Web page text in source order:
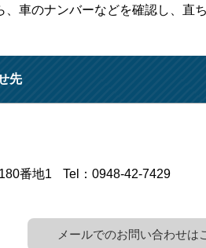
車のナンバーなどを確認し、直
先
番地1
Tel：0948-42-7429
メールでのお問い合わせは